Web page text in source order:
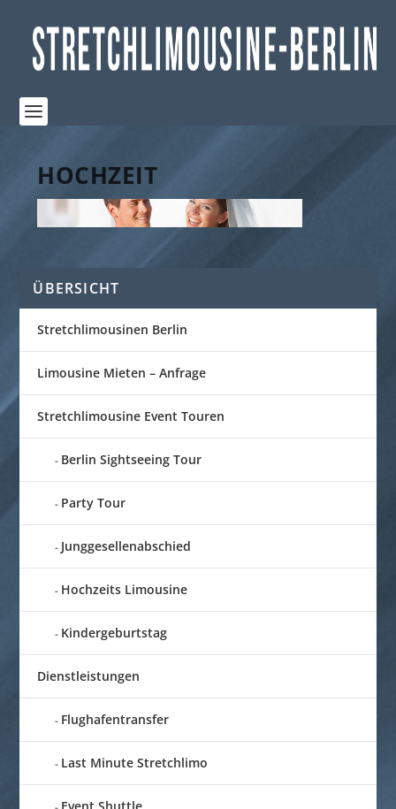
HOCHZEIT
ÜBERSICHT
Stretchlimousinen Berlin
Limousine Mieten – Anfrage
Stretchlimousine Event Touren
Berlin Sightseeing Tour
Party Tour
Junggesellenabschied
Hochzeits Limousine
Kindergeburtstag
Dienstleistungen
Flughafentransfer
Last Minute Stretchlimo